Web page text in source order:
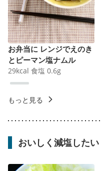
お弁当に レンジでえのき
とピーマン塩ナムル
29kcal 食塩 0.6g
もっと見る
おいしく減塩したい